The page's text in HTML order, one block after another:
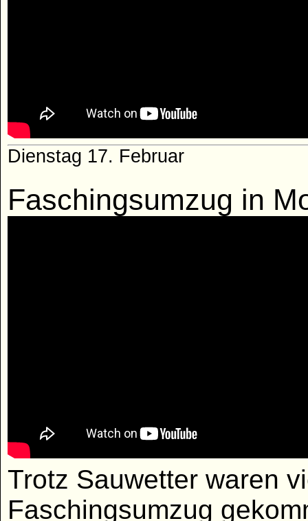
Dienstag 17. Februar
Faschingsumzug in
Trotz Sauwetter waren
Faschingsumzug